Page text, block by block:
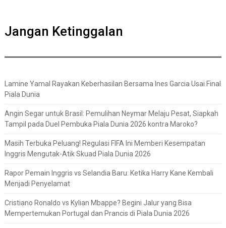
Jangan Ketinggalan
Lamine Yamal Rayakan Keberhasilan Bersama Ines Garcia Usai Final
Piala Dunia
Angin Segar untuk Brasil: Pemulihan Neymar Melaju Pesat, Siapkah
Tampil pada Duel Pembuka Piala Dunia 2026 kontra Maroko?
Masih Terbuka Peluang! Regulasi FIFA Ini Memberi Kesempatan
Inggris Mengutak-Atik Skuad Piala Dunia 2026
Rapor Pemain Inggris vs Selandia Baru: Ketika Harry Kane Kembali
Menjadi Penyelamat
Cristiano Ronaldo vs Kylian Mbappe? Begini Jalur yang Bisa
Mempertemukan Portugal dan Prancis di Piala Dunia 2026